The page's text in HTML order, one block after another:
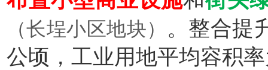
（长埕小区地块） 。整合提
公顷，工业用地平均容积